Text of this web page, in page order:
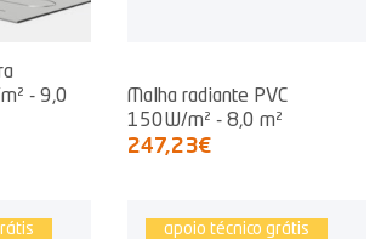
- 9,0
Malha radiante PVC
150W/m² - 8,0 m²
247,23€
apoio técnico grátis